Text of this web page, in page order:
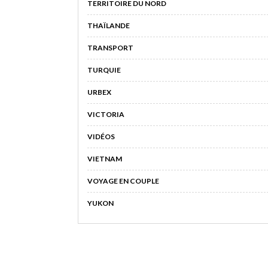
TERRITOIRE DU NORD
THAÏLANDE
TRANSPORT
TURQUIE
URBEX
VICTORIA
VIDÉOS
VIETNAM
VOYAGE EN COUPLE
YUKON